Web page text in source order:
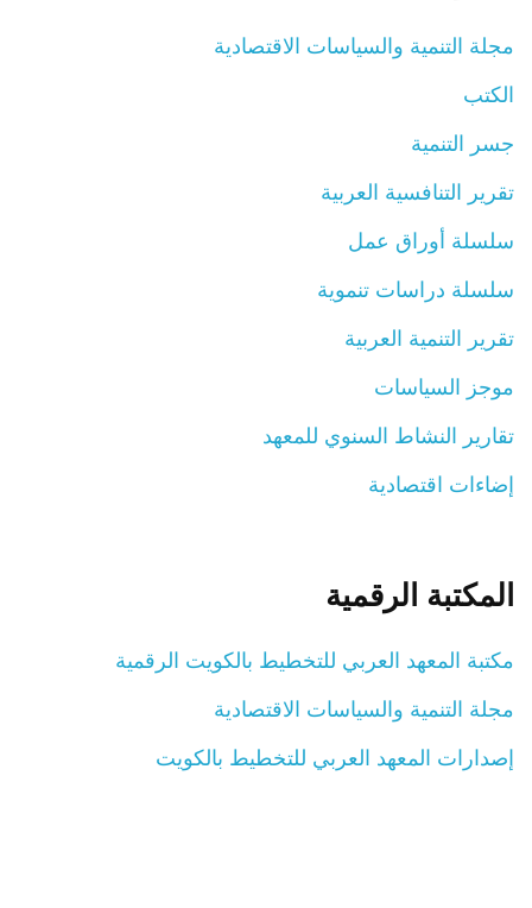
مجلة التنمية والسياسات الاقتصادية
الكتب
جسر التنمية
تقرير التنافسية العربية
سلسلة أوراق عمل
سلسلة دراسات تنموية
تقرير التنمية العربية
موجز السياسات
تقارير النشاط السنوي للمعهد
إضاءات اقتصادية
المكتبة الرقمية
مكتبة المعهد العربي للتخطيط بالكويت الرقمية
مجلة التنمية والسياسات الاقتصادية
إصدارات المعهد العربي للتخطيط بالكويت